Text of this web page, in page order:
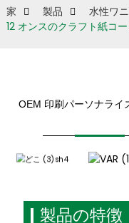
家 製品 水性ワ
12 オンスのクラフト紙コ
OEM 印刷パーソナライ
製品の特徴